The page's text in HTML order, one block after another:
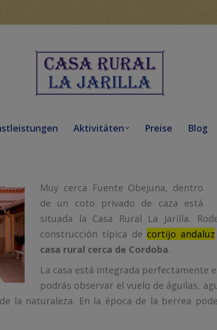
Aktivitäten Preise Blog
Muy cerca Fuente Obejuna, dentro
de un coto privado de caza está
situada la Casa Rural La Jarilla.
construcción típica de cortijo andaluz
casa rural cerca de Cordoba.
La casa está integrada perfectamente
podrás observar el vuelo de águilas,
la naturaleza. En la época de la berrea